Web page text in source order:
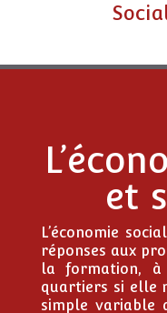
Socia
et
L’économie
réponses aux
la formation, à
quartiers si elle
simple variable